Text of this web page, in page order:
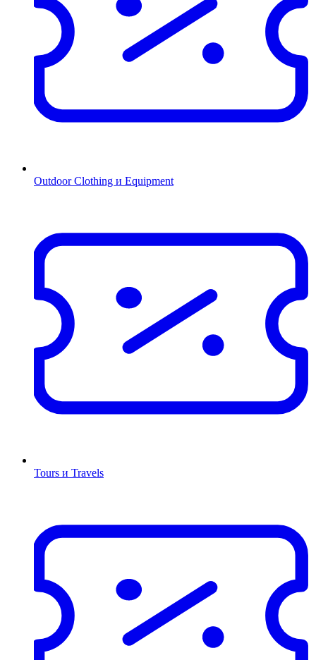
Outdoor Clothing и Equipment
Tours и Travels